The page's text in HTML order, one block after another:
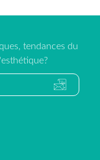
tendances du